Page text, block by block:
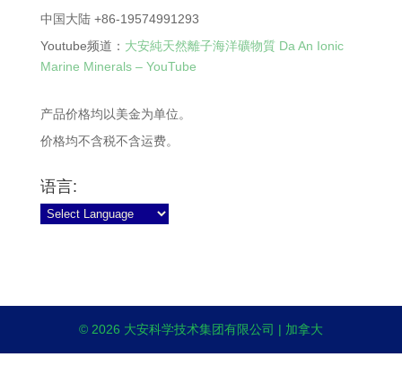
中国大陆 +86-19574991293
Youtube频道： 大安純天然離子海洋礦物質 Da An Ionic
Marine Minerals – YouTube
产品价格均以美金为单位。
价格均不含税不含运费。
语言:
© 2026 大安科学技术集团有限公司 | 加拿大